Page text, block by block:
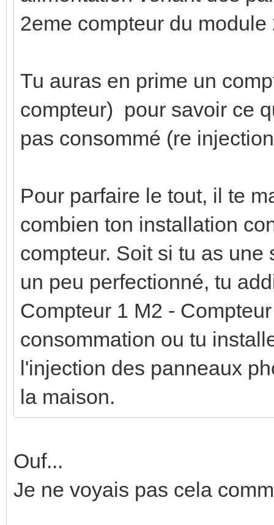
2eme compteur du module
Tu auras en prime un
compteur) pour savoir ce
pas consommé (re
Pour parfaire le tout, il te
combien ton installation
compteur. Soit si tu as
un peu perfectionné, tu
Compteur 1 M2 -
consommation ou tu
l'injection des panneaux
la maison.
Ouf...
Je ne voyais pas cela